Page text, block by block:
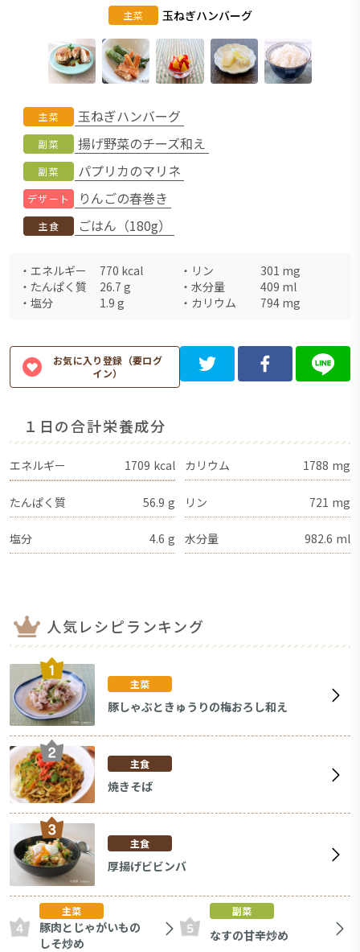
主菜 玉ねぎハンバーグ
主菜 玉ねぎハンバーグ
副菜 揚げ野菜のチーズ和え
副菜 パプリカのマリネ
デザート りんごの春巻き
主食 ごはん（180g）
・ エネルギー 770 kcal ・ リン 301 mg
・ たんぱく質 26.7 g ・ 水分量 409 ml
・ 塩分 1.9 g ・ カリウム 794 mg
お気に入り登録（要ログ
イン）
１日の合計栄養成分
エネルギー 1709 kcal カリウム 1788 mg
たんぱく質 56.9 g リン 721 mg
塩分 4.6 g 水分量 982.6 ml
人気レシピランキング
主菜
豚しゃぶときゅうりの梅おろし和え
主食
焼きそば
主食
厚揚げビビンバ
主菜
豚肉とじゃがいもの
しそ炒め
副菜
なすの甘辛炒め